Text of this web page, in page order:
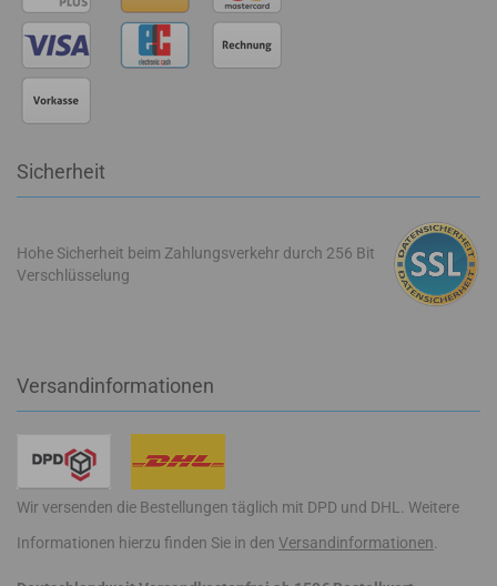
Sicherheit
Hohe Sicherheit beim Zahlungsverkehr durch 256 Bit
Verschlüsselung
Versandinformationen
Wir versenden die Bestellungen täglich mit DPD und DHL. Weitere
Informationen hierzu finden Sie in den Versandinformationen